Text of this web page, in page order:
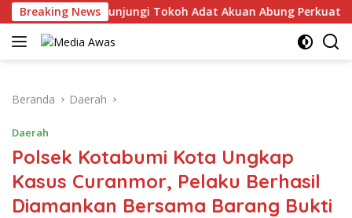
Langsung
ke
konten
Breaking News
Utara Kunjungi Tokoh Adat Akuan Abung Perkuat
Beranda Daerah
Daerah
Polsek Kotabumi Kota Ungkap
Kasus Curanmor, Pelaku Berhasil
Diamankan Bersama Barang Bukti